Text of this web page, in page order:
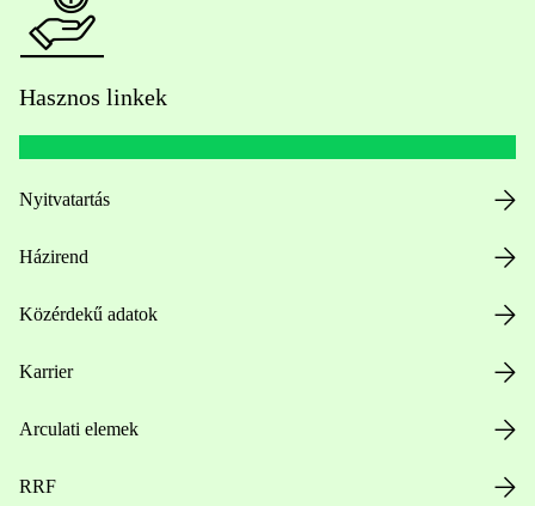
Hasznos linkek
Nyitvatartás
Házirend
Közérdekű adatok
Karrier
Arculati elemek
RRF